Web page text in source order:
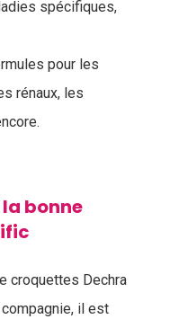
spécifiques,
pour les
rénaux, les
bonne
croquettes Dechra
il est